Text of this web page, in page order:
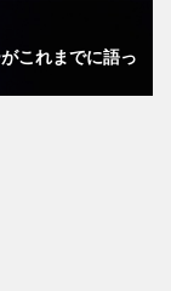
これまでに語っ